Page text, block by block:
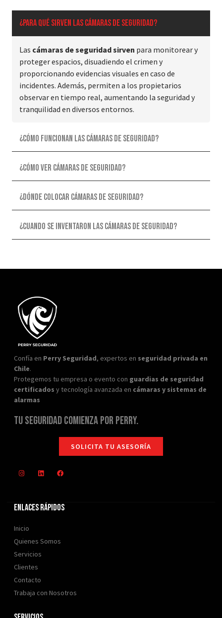
¿Para qué sirven las cámaras de seguridad?
Las cámaras de seguridad sirven para monitorear y
proteger espacios, disuadiendo el crimen y
proporcionando evidencias visuales en caso de
incidentes. Además, permiten a los propietarios
observar en tiempo real, aumentando la seguridad y
tranquilidad en diversos entornos.
¿Cómo funcionan las cámaras de seguridad?
¿Cómo ver cámaras de seguridad?
¿Dónde colocar cámaras de seguridad?
¿Cuando se inventaron las cámaras de seguridad?
Confía en Perry Seguridad, expertos en seguridad privada en
Chile.
Protegemos tu empresa o evento con guardias de seguridad
certificados y tecnología avanzada en cámaras y sistemas de
alarmas
Tu seguridad comienza por Perry.
SOLICITA TU ASESORÍA
Enlaces rápidos
Inicio
Quienes Somos
Servicios
Clientes
Contacto
Trabaja con Nosotros